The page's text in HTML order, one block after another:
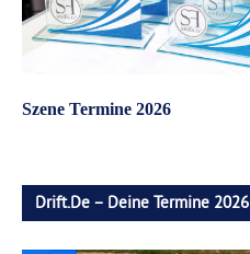
Szene Termine 2026
Drift.de – Deine Termine 2026